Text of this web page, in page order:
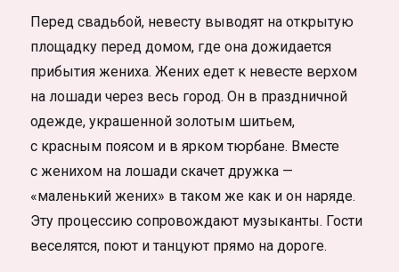
Перед свадьбой, невесту выводят на открытую
площадку перед домом, где она дожидается
прибытия жениха. Жених едет к невесте верхом
на лошади через весь город. Он в праздничной
одежде, украшенной золотым шитьем,
с красным поясом и в ярком тюрбане. Вместе
с женихом на лошади скачет дружка —
«маленький жених» в таком же как и он наряде.
Эту процессию сопровождают музыканты. Гости
веселятся, поют и танцуют прямо на дороге.